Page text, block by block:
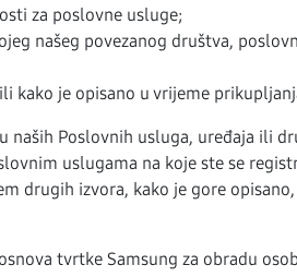
za poslovne usluge;
našeg povezanog društva,
kako je opisano u vrijeme
Poslovnih usluga, uređaja ili
uslugama na koje ste se
drugih izvora, kako je gore
tvrtke Samsung za obradu